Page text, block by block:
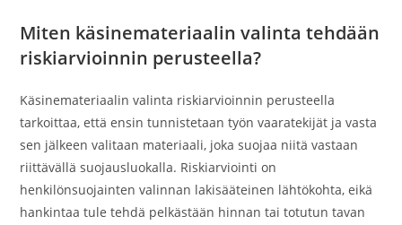
Miten käsinemateriaalin valinta tehdään
riskiarvioinnin perusteella?
Käsinemateriaalin valinta riskiarvioinnin perusteella
tarkoittaa, että ensin tunnistetaan työn vaaratekijät ja vasta
sen jälkeen valitaan materiaali, joka suojaa niitä vastaan
riittävällä suojausluokalla. Riskiarviointi on
henkilönsuojainten valinnan lakisääteinen lähtökohta, eikä
hankintaa tule tehdä pelkästään hinnan tai totutun tavan